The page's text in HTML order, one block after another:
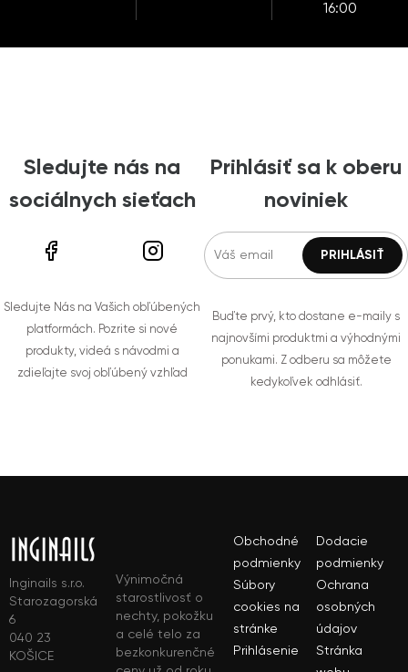
16:00
Sledujte nás na
sociálnych sieťach
Sledujte Nás na Vašich obľúbených
platformách. Pozrite si nové
produkty, videá s návodmi a
zdieľajte svoj obľúbený vzhľad
Prihlásiť sa k oberu
noviniek
Buďte prvý, kto dostane e-maily s
najnovšími produktmi a výhodnými
ponukami. Z odberu sa môžete
kedykoľvek odhlásiť.
Inginails s.r.o.
Starozagorská
6
040 23
KOŠICE
Výnimočná
starostlivosť o
nechty, pokožku
a celé telo za
bezkonkurenčné
Obchodné
podmienky
Dodacie
podmienky
Súbory
cookies na
stránke
Ochrana
osobných
údajov
Prihlásenie
Stránka